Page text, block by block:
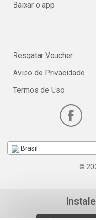
Baixar o app
Resgatar Voucher
Aviso de Privacidade
Termos de Uso
Brasil
©